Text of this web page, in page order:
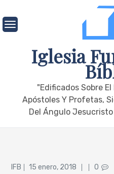
to
content
Iglesia
"edificados Sobre
Apóstoles Y Profetas,
Del Ángulo
IFB
Posted
15 enero, 2018 0